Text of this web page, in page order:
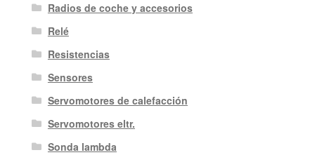
Radios de coche y accesorios
Relé
Resistencias
Sensores
Servomotores de calefacción
Servomotores eltr.
Sonda lambda